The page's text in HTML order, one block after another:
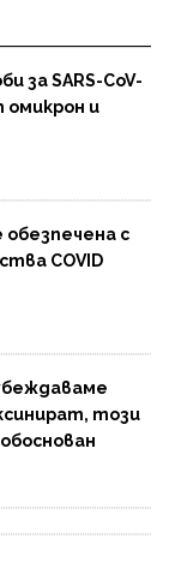
за SARS-CoV-
омикрон и
с
COVID
този